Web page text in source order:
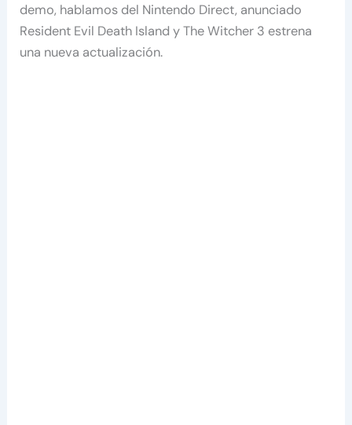
demo, hablamos del Nintendo Direct, anunciado
Resident Evil Death Island y The Witcher 3 estrena
una nueva actualización.